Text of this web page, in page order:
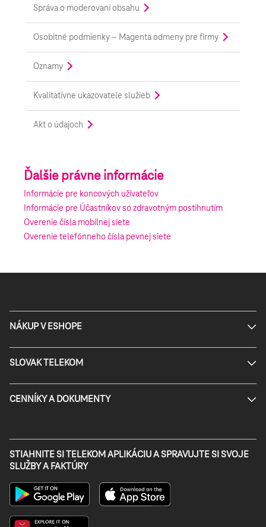
Správa o moderovaní obsahu
Osobitné podmienky – Magenta odmeny pre firmy
Oznamy
Kvalitatívne ukazovatele služieb
Akt o údajoch
Ďalšie právne informácie
Informácie pre koncových užívateľov
Informácie pre Účastníkov so zdravotným postihnutím
Overenie čísla mobilnej siete
Overenie telefónneho čísla pevnej siete
NÁKUP V ESHOPE
SLOVAK TELEKOM
CENNÍKY A DOKUMENTY
STIAHNITE SI TELEKOM APLIKÁCIU A SPRAVUJTE SI SVOJE
SLUŽBY A FAKTÚRY